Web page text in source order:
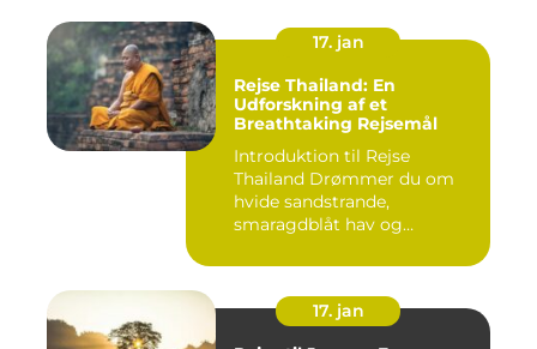
17. jan
Rejse Thailand: En
Udforskning af et
Breathtaking Rejsemål
Introduktion til Rejse
Thailand Drømmer du om
hvide sandstrande,
smaragdblåt hav og
17. jan